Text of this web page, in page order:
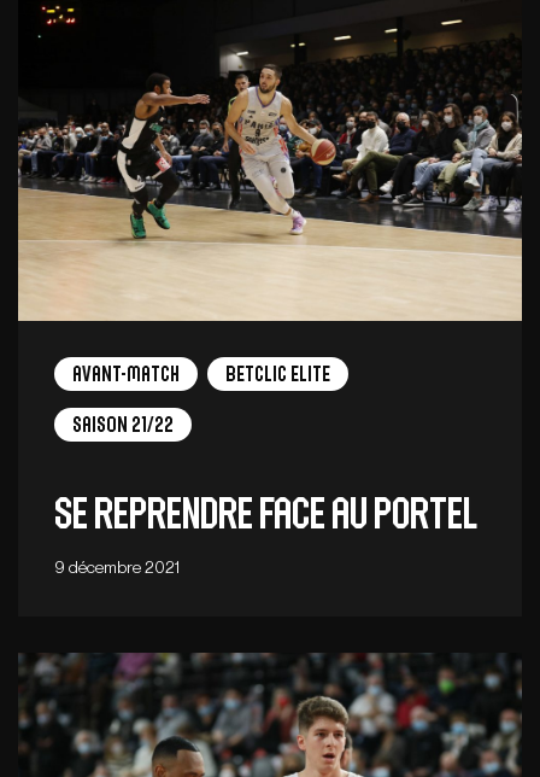
Avant-Match Betclic Elite
Saison 21/22
SE REPRENDRE FACE AU PORTEL
9 décembre 2021